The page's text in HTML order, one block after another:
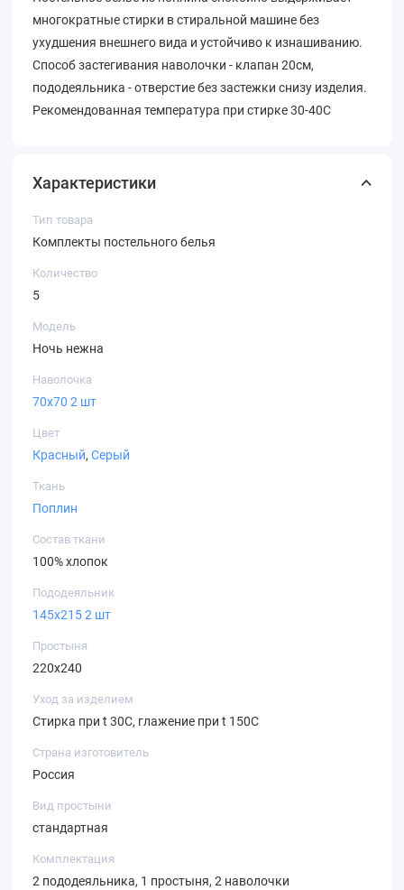
многократные стирки в стиральной машине без
ухудшения внешнего вида и устойчиво к изнашиванию.
Способ застегивания наволочки - клапан 20см,
пододеяльника - отверстие без застежки снизу изделия.
Рекомендованная температура при стирке 30-40С
Характеристики
Тип товара
Комплекты постельного белья
Количество
5
Модель
Ночь нежна
Наволочка
70х70 2 шт
Цвет
Красный, Серый
Ткань
Поплин
Состав ткани
100% хлопок
Пододеяльник
145х215 2 шт
Простыня
220х240
Уход за изделием
Стирка при t 30С, глажение при t 150С
Страна изготовитель
Россия
Вид простыни
стандартная
Комплектация
2 пододеяльника, 1 простыня, 2 наволочки